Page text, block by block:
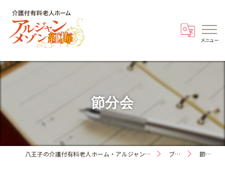
節分会
八王子の介護付有料老人ホーム・アルジャンメゾン紅梅 ブログ 節分会